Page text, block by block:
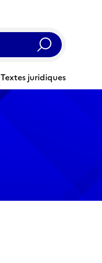
Rechercher
juridiques